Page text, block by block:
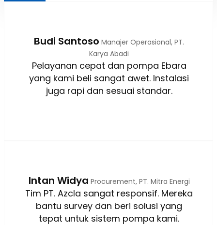
Budi Santoso Manajer Operasional, PT.
Karya Abadi
Pelayanan cepat dan pompa Ebara
yang kami beli sangat awet. Instalasi
juga rapi dan sesuai standar.
Intan Widya Procurement, PT. Mitra Energi
Tim PT. Azcla sangat responsif. Mereka
bantu survey dan beri solusi yang
tepat untuk sistem pompa kami.